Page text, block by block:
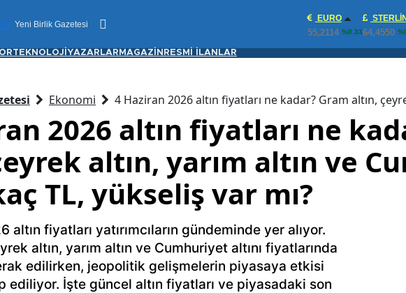
Yeni Birlik Gazetesi
EURO
55,2114 %0.3364,4550
TEKNOLOJİ YAZARLAR MAGAZİN RESMİ İLANLAR
Ekonomi 4 Haziran 2026 altın fiyatları ne kadar? Gram altın,
2026 altın fiyatları ne
altın, yarım altın ve
TL, yükseliş var mı?
altın fiyatları yatırımcıların gündeminde yer alıyor.
altın, yarım altın ve Cumhuriyet altını fiyatlarında
edilirken, jeopolitik gelişmelerin piyasaya etkisi
ediliyor. İşte güncel altın fiyatları ve piyasadaki son